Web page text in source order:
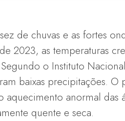
de chuvas e as fortes
2023, as temperaturas
o Instituto
baixas precipitações.
aquecimento anormal das
quente e seca.